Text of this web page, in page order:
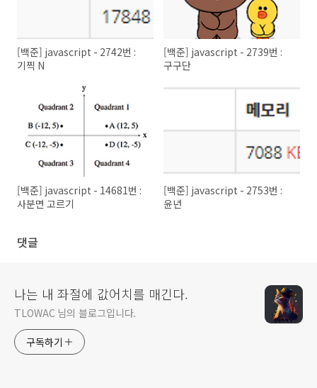
[백준] javascript - 2742번 :
기찍 N
[백준] javascript - 2739번 :
구구단
[백준] javascript - 14681번 :
사분면 고르기
[백준] javascript - 2753번 :
윤년
댓글
나는 내 좌절에 값어치를 매긴다.
TLOWAC 님의 블로그입니다.
구독하기